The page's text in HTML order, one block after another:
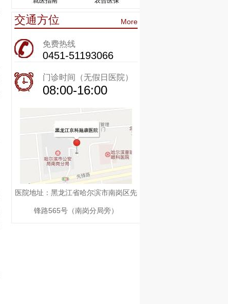
交通方位 More
免费热线
0451-51193066
门诊时间（无假日医院）
08:00-16:00
医院地址：黑龙江省哈尔滨市南岗区先
锋路565号（南岗分局旁）